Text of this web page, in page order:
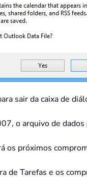
sair da caixa de
o arquivo de
os próximos
de Tarefas e os